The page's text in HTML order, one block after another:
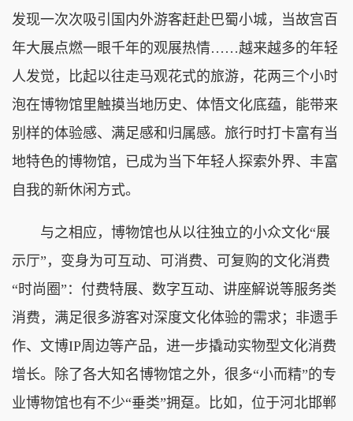
发现一次次吸引国内外游客赶赴巴蜀小城，当故宫百
年大展点燃一眼千年的观展热情……越来越多的年轻
人发觉，比起以往走马观花式的旅游，花两三个小时
泡在博物馆里触摸当地历史、体悟文化底蕴，能带来
别样的体验感、满足感和归属感。旅行时打卡富有当
地特色的博物馆，已成为当下年轻人探索外界、丰富
自我的新休闲方式。
与之相应，博物馆也从以往独立的小众文化“展
示厅”，变身为可互动、可消费、可复购的文化消费
“时尚圈”：付费特展、数字互动、讲座解说等服务类
消费，满足很多游客对深度文化体验的需求；非遗手
作、文博IP周边等产品，进一步撬动实物型文化消费
增长。除了各大知名博物馆之外，很多“小而精”的专
业博物馆也有不少“垂类”拥趸。比如，位于河北邯郸